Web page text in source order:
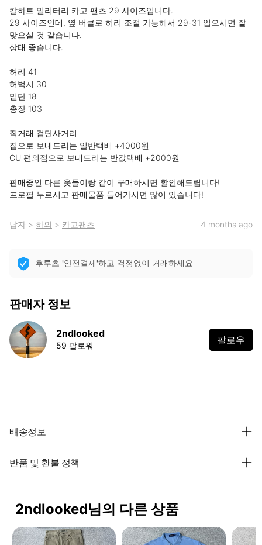
칼하트 밀리터리 카고 팬츠 29 사이즈입니다.
29 사이즈인데, 옆 버클로 허리 조절 가능해서 29-31 입으시면 잘
맞으실 것 같습니다.
상태 좋습니다.
허리 41
허벅지 30
밑단 18
총장 103
직거래 검단사거리
집으로 보내드리는 일반택배 +4000원
CU 편의점으로 보내드리는 반값택배 +2000원
판매중인 다른 옷들이랑 같이 구매하시면 할인해드립니다!
프로필 누르시고 판매물품 들어가시면 많이 있습니다!
남자 > 하의 > 카고팬츠 4 months ago
후루츠 '안전결제'하고 걱정없이 거래하세요
판매자 정보
2ndlooked
59 팔로워 팔로우
배송정보
반품 및 환불 정책
2ndlooked님의 다른 상품